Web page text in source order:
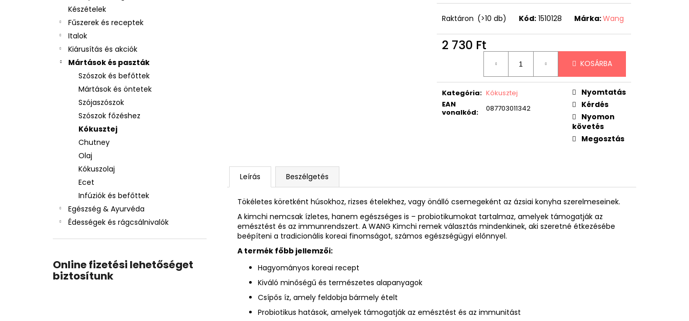
Készételek
Fűszerek és receptek
Italok
Kiárusítás és akciók
Mártások és paszták
Szószok és befőttek
Mártások és öntetek
Szójaszószok
Szószok főzéshez
Kókusztej
Chutney
Olaj
Kókuszolaj
Ecet
Infúziók és befőttek
Egészség & Ayurvéda
Édességek és rágcsálnivalók
Online fizetési lehetőséget
biztosítunk
Raktáron (>10 db) Kód: 1510128 Márka:Wang
2 730 Ft
KOSÁRBA
Kategória: Kókusztej
EAN
vonalkód: 087703011342
Nyomtatás
Kérdés
Nyomon
követés
Megosztás
Leírás Beszélgetés
Tökéletes köretként húsokhoz, rizses ételekhez, vagy önálló csemegeként az ázsiai konyha szerelmeseinek.
A kimchi nemcsak ízletes, hanem egészséges is – probiotikumokat tartalmaz, amelyek támogatják az
emésztést és az immunrendszert. A WANG Kimchi remek választás mindenkinek, aki szeretné étkezésébe
beépíteni a tradicionális koreai finomságot, számos egészségügyi előnnyel.
A termék főbb jellemzői:
Hagyományos koreai recept
Kiváló minőségű és természetes alapanyagok
Csípős íz, amely feldobja bármely ételt
Probiotikus hatások, amelyek támogatják az emésztést és az immunitást